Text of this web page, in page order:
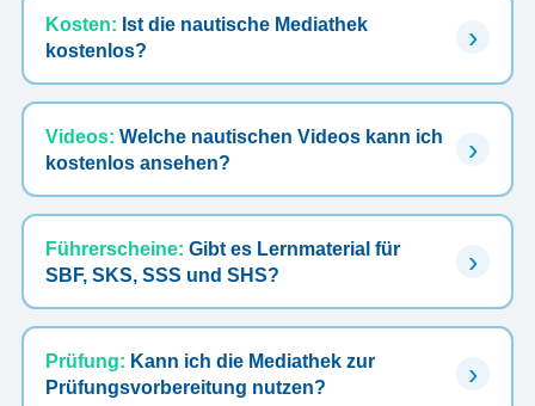
Kosten: Ist die nautische Mediathek
kostenlos?
Videos: Welche nautischen Videos kann ich
kostenlos ansehen?
Führerscheine: Gibt es Lernmaterial für
SBF, SKS, SSS und SHS?
Prüfung: Kann ich die Mediathek zur
Prüfungsvorbereitung nutzen?